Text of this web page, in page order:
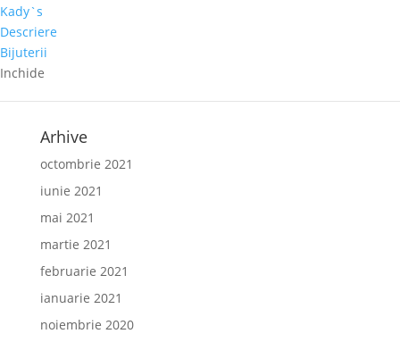
Kady`s
Descriere
Bijuterii
Inchide
Artă de Cinci Stele – Gabriela Cristea la Phoenicia
Grand Hotel
Comentarii recente
Arhive
octombrie 2021
iunie 2021
mai 2021
martie 2021
februarie 2021
ianuarie 2021
noiembrie 2020